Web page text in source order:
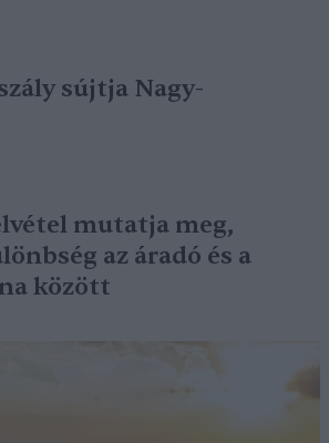
sújtja Nagy-
mutatja meg,
az áradó és a
között